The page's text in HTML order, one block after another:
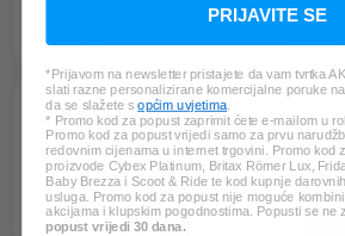
PRIJAVITE SE
*Prijavom na newsletter pristajete da vam tvrtka
slati razne personalizirane komercijalne poruke
da se slažete sopćim uvjetima
* Promo kod za popust zaprimit ćete e-mailom u
Promo kod za popust vrijedi samo za prvu
redovnim cijenama u internet trgovini. Promo kod
proizvode Cybex Platinum, Britax Römer Lux,
Baby Brezza i Scoot & Ride te kod kupnje
usluga. Promo kod za popust nije moguće
akcijama i klupskim pogodnostima. Popusti se ne
popust vrijedi 30 dana.